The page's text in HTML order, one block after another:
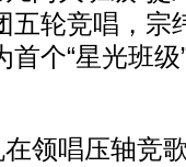
五轮竞唱，宗
个“星光班
领唱压轴竞